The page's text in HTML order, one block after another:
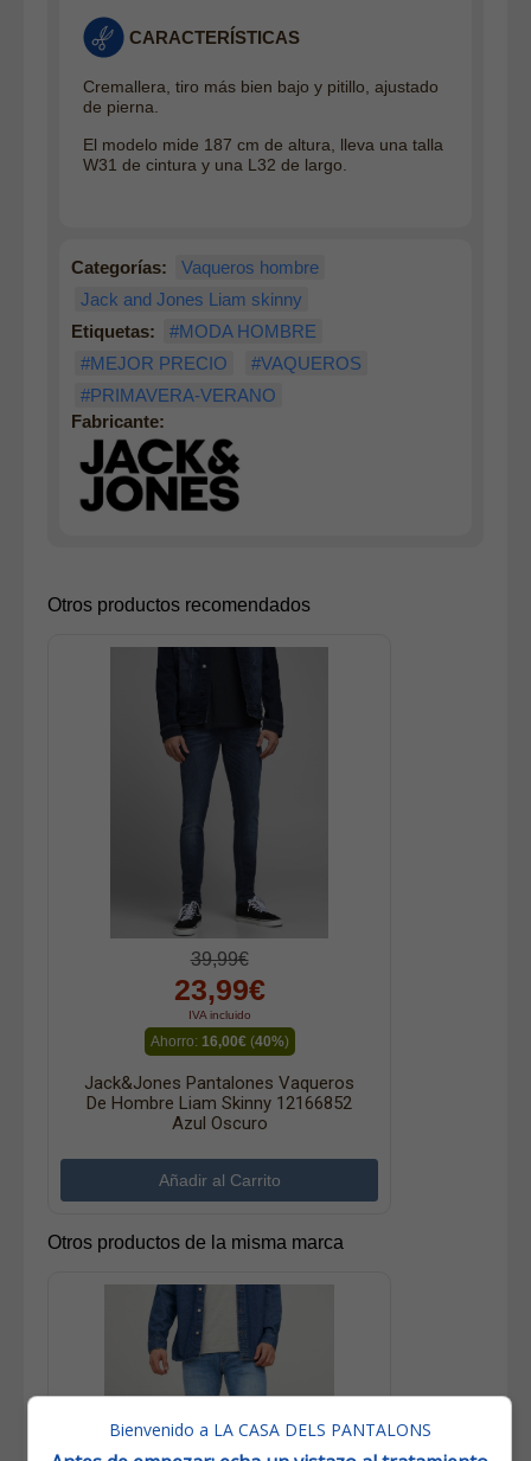
CARACTERÍSTICAS
Cremallera, tiro más bien bajo y pitillo, ajustado
de pierna.
El modelo mide 187 cm de altura, lleva una talla
W31 de cintura y una L32 de largo.
Categorías:
Vaqueros hombre
Jack and Jones Liam skinny
Etiquetas:
#MODA HOMBRE
#MEJOR PRECIO
#VAQUEROS
#PRIMAVERA-VERANO
Fabricante:
Otros productos recomendados
39,99€
23,99€
IVA incluido
Ahorro: 16,00€(40%)
Jack&Jones Pantalones Vaqueros
De Hombre Liam Skinny 12166852
Azul Oscuro
Otros productos de la misma marca
Bienvenido a LA CASA DELS PANTALONS